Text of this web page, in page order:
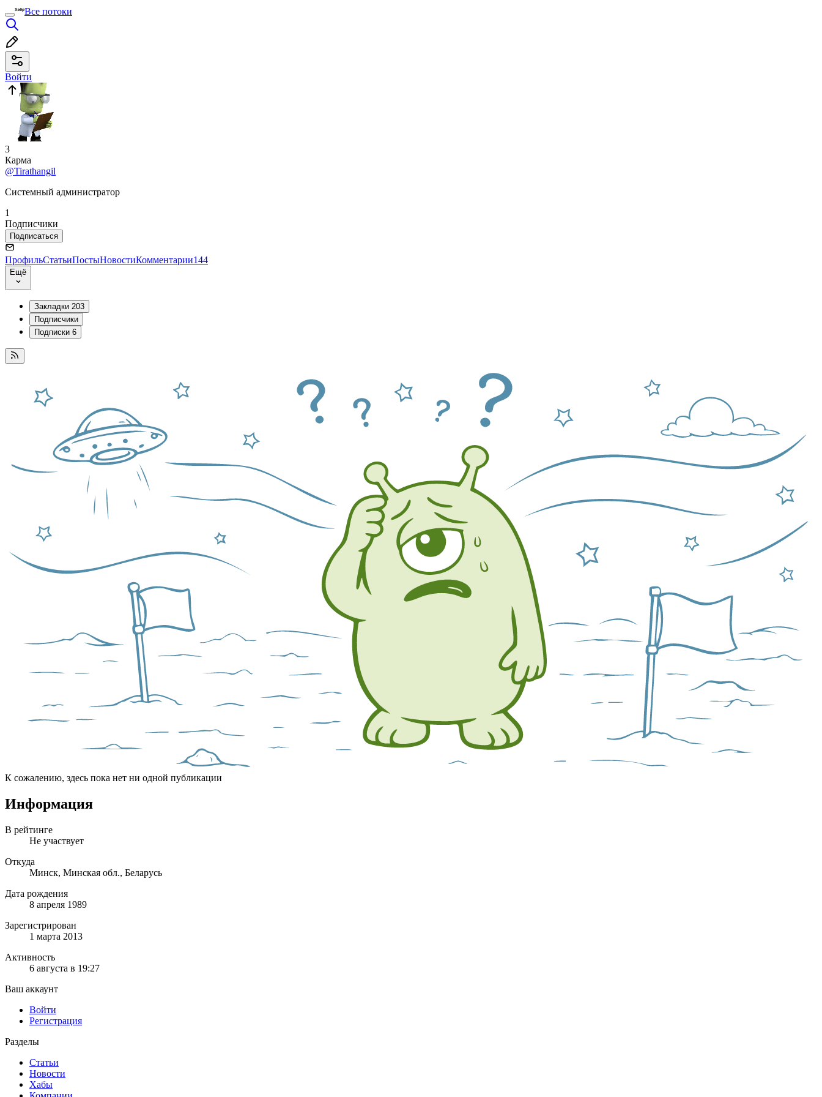
Все потоки
Войти
3
Карма
@Tirathangil
Системный администратор
1
Подписчики
Подписаться
ПрофильСтатьиПостыНовостиКомментарии144
Ещё
Закладки 203
Подписчики
Подписки 6
К сожалению, здесь пока нет ни одной публикации
Информация
В рейтинге
Не участвует
Откуда
Минск, Минская обл., Беларусь
Дата рождения
8 апреля 1989
Зарегистрирован
1 марта 2013
Активность
6 августа в 19:27
Ваш аккаунт
Войти
Регистрация
Разделы
Статьи
Новости
Хабы